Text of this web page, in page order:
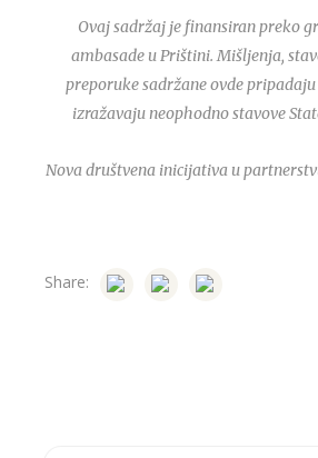
Ovaj sadržaj je finansiran preko
ambasade u Prištini. Mišljenja,
preporuke sadržane ovde
izražavaju neophodno stavove
Nova društvena inicijativa u
Share: